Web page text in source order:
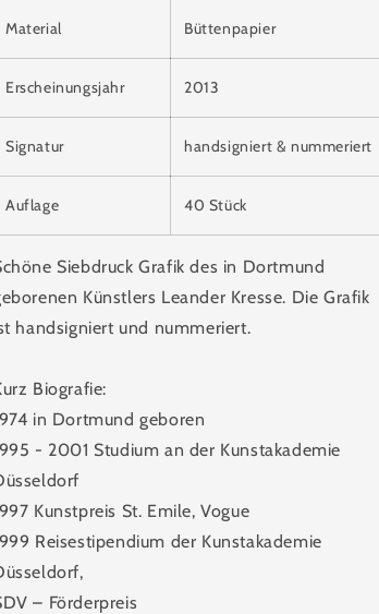
Material Büttenpapier
Erscheinungsjahr 2013
Signatur handsigniert & nummeriert
Auflage 40 Stück
Siebdruck Grafik des in Dortmund
Künstlers Leander Kresse. Die Grafik
handsigniert und nummeriert.
Biografie:
in Dortmund geboren
- 2001 Studium an der Kunstakademie
Kunstpreis St. Emile, Vogue
Reisestipendium der Kunstakademie
– Förderpreis